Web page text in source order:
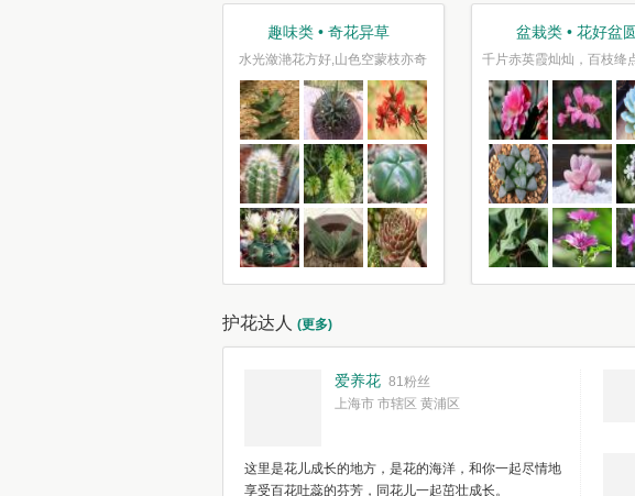
趣味类 • 奇花异草
水光潋滟花方好,山色空蒙枝亦奇
盆栽类 • 花好盆圆
千片赤英霞灿灿，百枝绛
护花达人 (更多)
爱养花 81粉丝
上海市 市辖区 黄浦区
这里是花儿成长的地方，是花的海洋，和你一起尽情地
享受百花吐蕊的芬芳，同花儿一起茁壮成长。
简
我